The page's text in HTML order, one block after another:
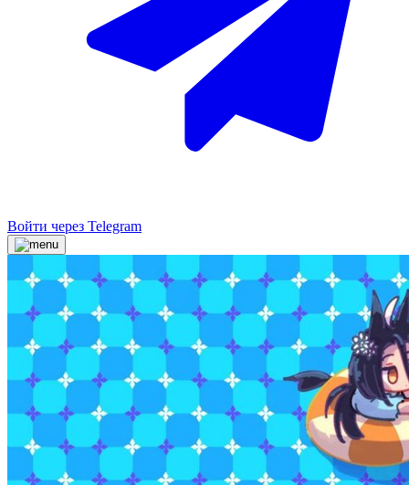
Войти через Telegram